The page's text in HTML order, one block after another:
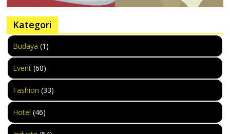
Kategori
Budaya (1)
Event (60)
Fashion (33)
Hotel (46)